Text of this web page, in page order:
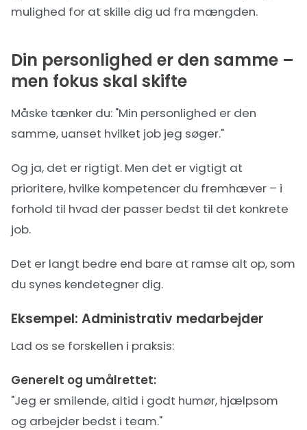
mulighed for at skille dig ud fra mængden.
Din personlighed er den samme –
men fokus skal skifte
Måske tænker du: "Min personlighed er den
samme, uanset hvilket job jeg søger."
Og ja, det er rigtigt. Men det er vigtigt at
prioritere, hvilke kompetencer du fremhæver – i
forhold til hvad der passer bedst til det konkrete
job.
Det er langt bedre end bare at ramse alt op, som
du synes kendetegner dig.
Eksempel: Administrativ medarbejder
Lad os se forskellen i praksis:
Generelt og umålrettet:
"Jeg er smilende, altid i godt humør, hjælpsom
og arbejder bedst i team."